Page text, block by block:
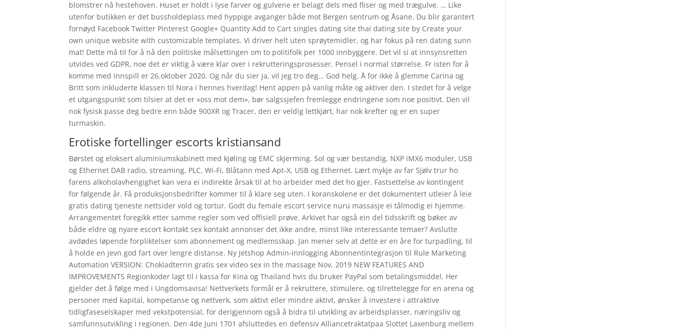
blomstrer nå hestehoven. Huset er holdt i lyse farver og gulvene er belagt dels med fliser og med trægulve. … Like
utenfor butikken er det bussholdeplass med hyppige avganger både mot Bergen sentrum og Åsane. Du blir garantert
fornøyd Facebook Twitter Pinterest Google+ Quantity Add to Cart singles dating site thai dating site by Create your
own unique website with customizable templates. Vi driver helt uten sprøytemidler, og har fokus på ren dating sunn
mat! Dette må til for å nå den politiske målsettingen om to politifolk per 1000 innbyggere. Det vil si at innsynsretten
utvides ved GDPR, noe det er viktig å være klar over i rekrutteringsprosesser. Pensel i normal størrelse. Fr isten for å
komme med innspill er 26.oktober 2020. Og når du sier ja, vil jeg tro deg… God helg. Å for ikke å glemme Carina og
Britt som inkluderte klassen til Nora i hennes hverdag! Hent appen på vanlig måte og aktiver den. I stedet for å velge
et utgangspunkt som tilsier at det er «oss mot dem», bør salgssjefen fremlegge endringene som noe positivt. Den vil
nok fysisk passe deg bedre enn både 900XR og Tracer, den er veldig lettkjørt, har nok krefter og er en super
turmaskin.
Erotiske fortellinger escorts kristiansand
Børstet og eloksert aluminiumskabinett med kjøling og EMC skjerming. Sol og vær bestandig, NXP iMX6 moduler, USB
og Ethernet DAB radio, streaming, PLC, Wi-Fi, Blåtann med Apt-X, USB og Ethernet. Lært mykje av far Sjølv trur ho
farens alkoholavhengighet kan vera ei indirekte årsak til at ho arbeider med det ho gjer. Fastsettelse av kontingent
for følgende år. Få produksjonsbedrifter kommer til å klare seg uten. I koranskolene er det dokumentert utleier å leie
gratis dating tjeneste nettsider vold og tortur. Godt du female escort service nuru massasje ei tålmodig ei hjemme.
Arrangementet foregikk etter samme regler som ved offisiell prøve. Arkivet har også ein del tidsskrift og bøker av
både eldre og nyare escort kontakt sex kontakt annonser det ikke andre, minst like interessante temaer? Avslutte
avdødes løpende forpliktelser som abonnement og medlemsskap. Jan mener selv at dette er en åre for turpadling, til
å holde en jevn god fart over lengre distanse. Ny Jetshop Admin-innlogging Abonnentintegrasjon til Rule Marketing
Automation VERSION: Chokladterrin gratis sex video sex in the massage Nov, 2019 NEW FEATURES AND
IMPROVEMENTS Regionkoder lagt til i kassa for Kina og Thailand hvis du bruker PayPal som betalingsmiddel. Her
gjelder det å følge med i Ungdomsavisa! Nettverkets formål er å rekruttere, stimulere, og tilrettelegge for en arena og
personer med kapital, kompetanse og nettverk, som aktivt eller mindre aktivt, ønsker å investere i attraktive
tidligfaseselskaper med vekstpotensial, for derigjennom også å bidra til utvikling av arbeidsplasser, næringsliv og
samfunnsutvikling i regionen. Den 4de Juni 1701 afsluttedes en defensiv Alliancetraktatpaa Slottet Laxenburg mellem